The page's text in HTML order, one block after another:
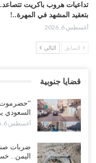
تداعيات هروب باكريت
بتعقيد المشهد في المهرة..!
أغسطس 6, 2026
“حضرموت“| في تصعيد غير
للسعودية بشأن النفط..!
أغسطس 6, 2026
“تقرير“| عرب جورنال:
الرئاسي مرحلة التفكك
السابق التالي
قضايا جنوبية
السعودي
أغسطس 6, 2026
ضربات
اليمن..